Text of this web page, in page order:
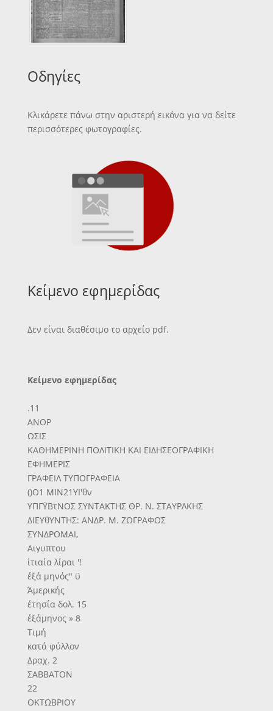
Οδηγίες
Κλικάρετε πάνω στην αριστερή εικόνα για να δείτε
περισσότερες φωτογραφίες.
Κείμενο εφημερίδας
Δεν είναι διαθέσιμο το αρχείο pdf.
Κείμενο εφημερίδας
.11
ΑΝΟΡ
ΩΣΙΣ
ΚΑΘΗΜΕΡΙΝΗ ΠΟΛΙΤΙΚΗ ΚΑΙ ΕΙΔΗΣΕΟΓΡΑΦΙΚΗ
ΕΦΗΜΕΡΙΣ
ΓΡΑΦΕΙΛ ΤΥΠΟΓΡΑΦΕΙΑ
()Ο1 ΜΙΝ21ΥΙ'θν
ΥΠΓΫΒτΝΟΣ ΣΥΝΤΑΚΤΗΣ ΘΡ. Ν. ΣΤΑΥΡΛΚΗΣ
ΔΙΕΥθΥΝΤΗΣ: ΑΝΔΡ. Μ. ΖΩΓΡΑΦΟΣ
ΣΥΝΔΡΟΜΑΙ,
Αιγυπτου
ίτιαία λίραι '!
έξά μηνός" ϋ
Άμερικής
έτησία δολ. 15
έξάμηνος » 8
Τιμή
κατά φύλλον
Δραχ. 2
ΣΑΒΒΑΤΟΝ
22
ΟΚΤΩΒΡΙΟΥ